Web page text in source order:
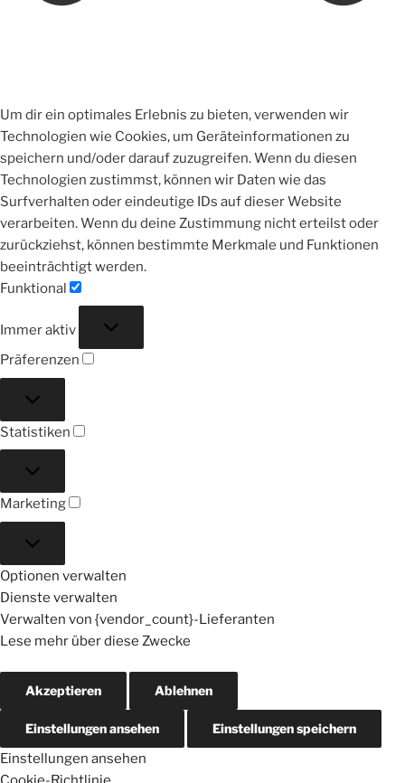
Um dir ein optimales Erlebnis zu bieten, verwenden wir
Technologien wie Cookies, um Geräteinformationen zu
speichern und/oder darauf zuzugreifen. Wenn du diesen
Technologien zustimmst, können wir Daten wie das
Surfverhalten oder eindeutige IDs auf dieser Website
verarbeiten. Wenn du deine Zustimmung nicht erteilst oder
zurückziehst, können bestimmte Merkmale und Funktionen
beeinträchtigt werden.
Funktional
Immer aktiv
Präferenzen
Statistiken
Marketing
Optionen verwalten
Dienste verwalten
Verwalten von {vendor_count}-Lieferanten
Lese mehr über diese Zwecke
Akzeptieren Ablehnen
Einstellungen ansehen Einstellungen speichern
Einstellungen ansehen